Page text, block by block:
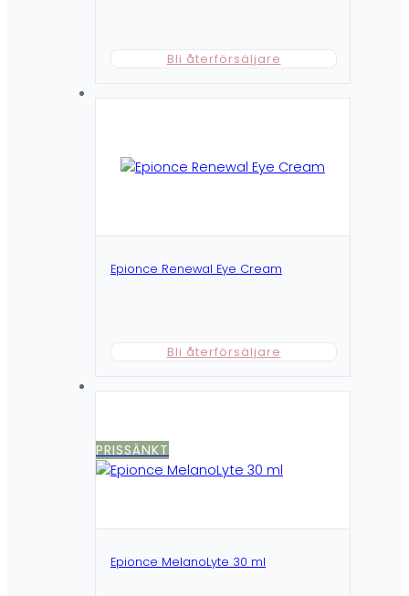
Bli återförsäljare
Epionce Renewal Eye Cream
Bli återförsäljare
PRISSÄNKT
Epionce MelanoLyte 30 ml